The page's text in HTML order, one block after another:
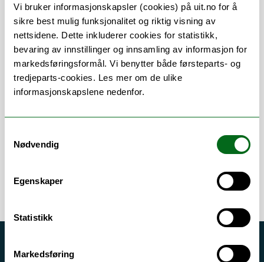
Vi bruker informasjonskapsler (cookies) på uit.no for å
sikre best mulig funksjonalitet og riktig visning av
nettsidene. Dette inkluderer cookies for statistikk,
bevaring av innstillinger og innsamling av informasjon for
markedsføringsformål. Vi benytter både førsteparts- og
tredjeparts-cookies. Les mer om de ulike
informasjonskapslene nedenfor.
Nødvendig
Egenskaper
Statistikk
Markedsføring
Om
Forskning og undervisning
Publikasjoner
Her finner du meg
Sør-Troms/Nordland
Akutt hjelp